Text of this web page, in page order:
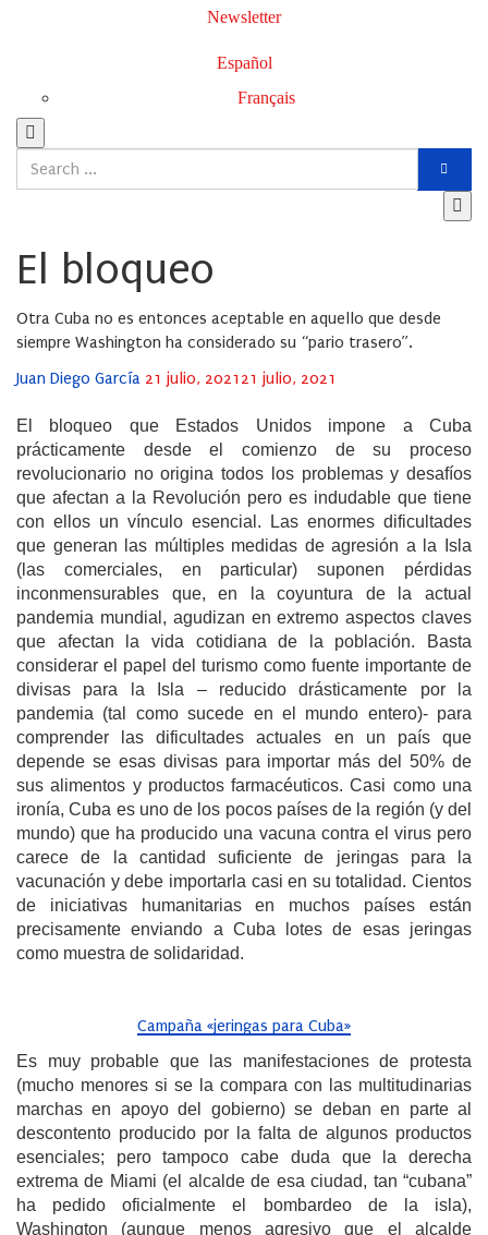
Newsletter
Español
Français
El bloqueo
Otra Cuba no es entonces aceptable en aquello que desde
siempre Washington ha considerado su “pario trasero”.
Juan Diego García Posted
21 julio, 2021 21 julio, 2021
El bloqueo que Estados Unidos impone a Cuba
prácticamente desde el comienzo de su proceso
revolucionario no origina todos los problemas y desafíos
que afectan a la Revolución pero es indudable que tiene
con ellos un vínculo esencial. Las enormes dificultades
que generan las múltiples medidas de agresión a la Isla
(las comerciales, en particular) suponen pérdidas
inconmensurables que, en la coyuntura de la actual
pandemia mundial, agudizan en extremo aspectos claves
que afectan la vida cotidiana de la población. Basta
considerar el papel del turismo como fuente importante de
divisas para la Isla – reducido drásticamente por la
pandemia (tal como sucede en el mundo entero)- para
comprender las dificultades actuales en un país que
depende se esas divisas para importar más del 50% de
sus alimentos y productos farmacéuticos. Casi como una
ironía, Cuba es uno de los pocos países de la región (y del
mundo) que ha producido una vacuna contra el virus pero
carece de la cantidad suficiente de jeringas para la
vacunación y debe importarla casi en su totalidad. Cientos
de iniciativas humanitarias en muchos países están
precisamente enviando a Cuba lotes de esas jeringas
como muestra de solidaridad.
Campaña «jeringas para Cuba»
Es muy probable que las manifestaciones de protesta
(mucho menores si se la compara con las multitudinarias
marchas en apoyo del gobierno) se deban en parte al
descontento producido por la falta de algunos productos
esenciales; pero tampoco cabe duda que la derecha
extrema de Miami (el alcalde de esa ciudad, tan “cubana”
ha pedido oficialmente el bombardeo de la isla),
Washington (aunque menos agresivo que el alcalde